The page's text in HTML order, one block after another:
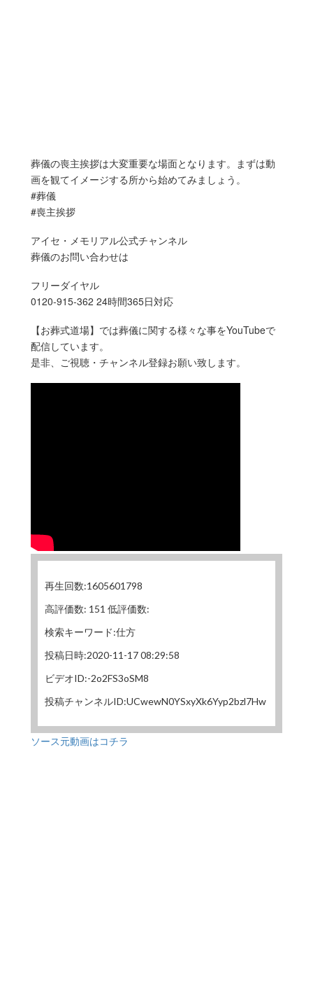
葬儀の喪主挨拶は大変重要な場面となります。まずは動
画を観てイメージする所から始めてみましょう。
#葬儀
#喪主挨拶
アイセ・メモリアル公式チャンネル
葬儀のお問い合わせは
フリーダイヤル
0120-915-362 24時間365日対応
【お葬式道場】では葬儀に関する様々な事をYouTubeで
配信しています。
是非、ご視聴・チャンネル登録お願い致します。
再生回数:1605601798
高評価数: 151 低評価数:
検索キーワード:仕方
投稿日時:2020-11-17 08:29:58
ビデオID:-2o2FS3oSM8
投稿チャンネルID:UCwewN0YSxyXk6Yyp2bzl7Hw
ソース元動画はコチラ